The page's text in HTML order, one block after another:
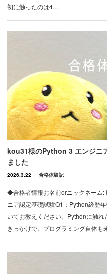
初に触ったのは4…
kou31様のPython 3 エンジニ
ました
2026.3.22 合格体験記
◆合格者情報お名前orニックネーム:
ニア認定基礎試験Q1：Python経歴
いてお教えください。Pythonに触
きっかけで、プログラミング自体